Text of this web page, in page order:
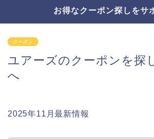
お得なクーポン探しをサ
クーポン
ユアーズのクーポンを探
へ
2025年11月最新情報